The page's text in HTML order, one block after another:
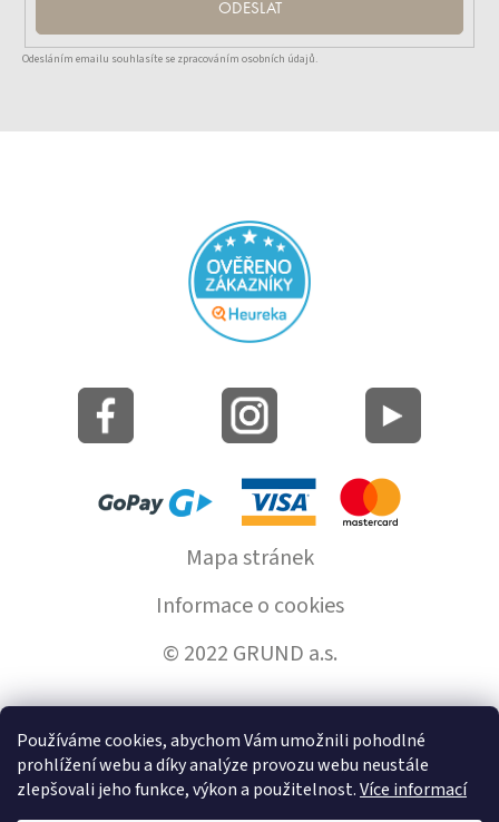
Používáme cookies, abychom Vám umožnili pohodlné
prohlížení webu a díky analýze provozu webu neustále
zlepšovali jeho funkce, výkon a použitelnost.Více informací
ODESLAT
Odesláním emailu souhlasíte se zpracováním osobních údajů.
Mapa stránek
Informace o cookies
© 2022 GRUND a.s.
Vytvořil Shoptet